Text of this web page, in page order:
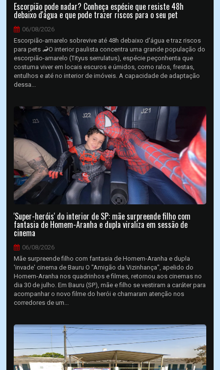
Escorpião pode nadar? Conheça espécie que resiste 48h
debaixo d'água e que pode trazer riscos para o seu pet
06/08/2026
Escorpião-amarelo sobrevive até 48h debaixo d'água e traz riscos
para pets 🦂O interior paulista concentra uma grande população do
escorpião-amarelo (Tityus serrulatus), espécie peçonhenta que
costuma viver em locais escuros e úmidos, como ralos, frestas,
entulhos e até no interior de imóveis. A capacidade de adaptação
dessa...
'Super-heróis' do interior de SP: mãe surpreende filho com
fantasia de Homem-Aranha e dupla viraliza em sessão de
cinema
06/08/2026
Mãe surpreende filho com fantasia de Homem-Aranha e dupla
'invade' cinema de Bauru O "Amigão da Vizinhança", apelido do
Homem-Aranha nos quadrinhos e filmes, retornou aos cinemas no
dia 30 de julho. Em Bauru (SP), mãe e filho se vestiram a caráter para
acompanhar o novo filme do herói e chamaram atenção nos
corredores de um...